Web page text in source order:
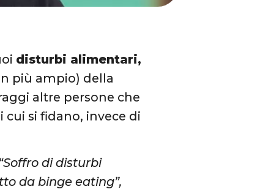
disturbi alimentari,
più ampio) della
altre persone che
si fidano, invece di
“Soffro di disturbi
da binge eating”,